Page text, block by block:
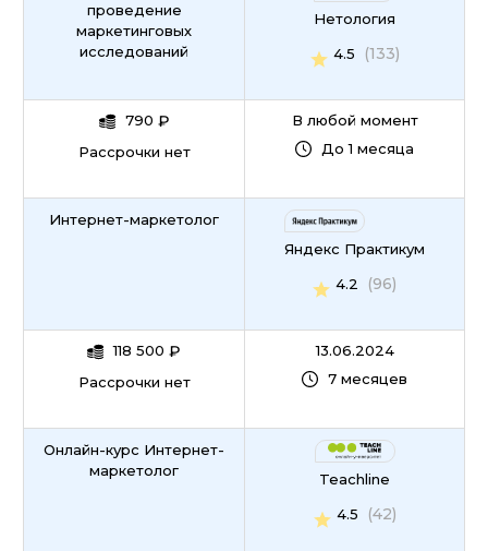
проведение
маркетинговых
исследований
790 ₽
Рассрочки нет
Нетология
4.5
(133)
В любой момент
До 1 месяца
Интернет-маркетолог
118 500 ₽
Рассрочки нет
Яндекс Практикум
4.2
(96)
13.06.2024
7 месяцев
Онлайн-курс Интернет-
маркетолог
Teachline
4.5
(42)